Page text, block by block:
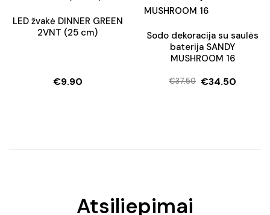
LED žvakė DINNER GREEN
2VNT (25 cm)
€9.90
Sodo dekoracija su saulės
baterija SANDY
MUSHROOM 16
€37.50
Original
€34.50
Current
Atsiliepimai